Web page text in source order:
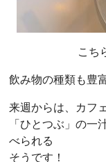
こち
飲み物の種類も豊
来週からは、カフ
「ひとつぶ」の
べられる
そうです！